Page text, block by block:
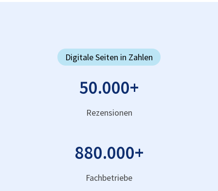
Digitale Seiten in Zahlen
50.000+
Rezensionen
880.000+
Fachbetriebe